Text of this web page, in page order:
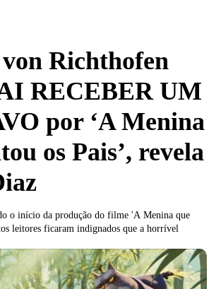
von Richthofen
RECEBER UM
por ‘A Menina
os Pais’, revela
o início da produção do filme 'A Menina que
leitores ficaram indignados que a horrível